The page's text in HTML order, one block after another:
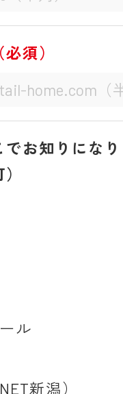
（必須）
でお知りにな
ル
新潟）